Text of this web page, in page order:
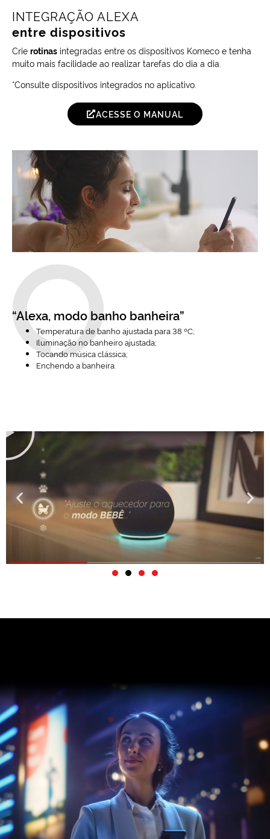
INTEGRAÇÃO ALEXA
entre dispositivos
Crie rotinas integradas entre os dispositivos Komeco e tenha
muito mais facilidade ao realizar tarefas do dia a dia.
*Consulte dispositivos integrados no aplicativo.
ACESSE O MANUAL
“Alexa, modo banho banheira”
Temperatura de banho ajustada para 38 ºC;
Iluminação no banheiro ajustada;
Tocando música clássica;
Enchendo a banheira.